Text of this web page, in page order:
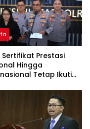
Sertifikat Prestasi
Hingga
Tetap Ikuti
Polri